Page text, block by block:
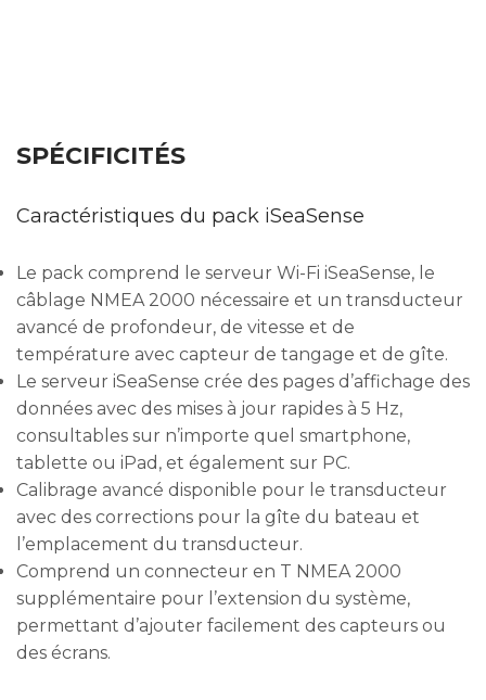
SPÉCIFICITÉS
Caractéristiques du pack iSeaSense
Le pack comprend le serveur Wi-Fi iSeaSense, le
câblage NMEA 2000 nécessaire et un transducteur
avancé de profondeur, de vitesse et de
température avec capteur de tangage et de gîte.
Le serveur iSeaSense crée des pages d’affichage des
données avec des mises à jour rapides à 5 Hz,
consultables sur n’importe quel smartphone,
tablette ou iPad, et également sur PC.
Calibrage avancé disponible pour le transducteur
avec des corrections pour la gîte du bateau et
l’emplacement du transducteur.
Comprend un connecteur en T NMEA 2000
supplémentaire pour l’extension du système,
permettant d’ajouter facilement des capteurs ou
des écrans.